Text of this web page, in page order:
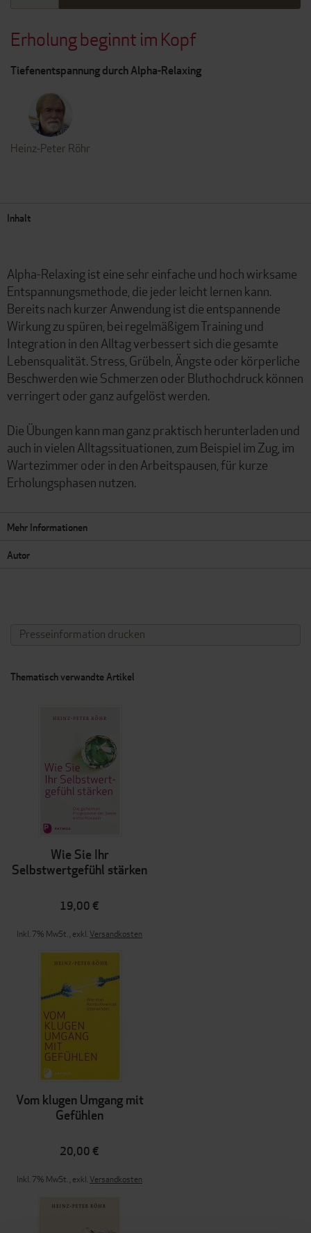
Erholung beginnt im Kopf
Tiefenentspannung durch Alpha-Relaxing
Heinz-Peter Röhr
Inhalt
Alpha-Relaxing ist eine sehr einfache und hoch wirksame
Entspannungsmethode, die jeder leicht lernen kann.
Bereits nach kurzer Anwendung ist die entspannende
Wirkung zu spüren, bei regelmäßigem Training und
Integration in den Alltag verbessert sich die gesamte
Lebensqualität. Stress, Grübeln, Ängste oder körperliche
Beschwerden wie Schmerzen oder Bluthochdruck können
verringert oder ganz aufgelöst werden.
Die Übungen kann man ganz praktisch herunterladen und
auch in vielen Alltagssituationen, zum Beispiel im Zug, im
Wartezimmer oder in den Arbeitspausen, für kurze
Erholungsphasen nutzen.
Mehr Informationen
Autor
Presseinformation drucken
Thematisch verwandte Artikel
Wie Sie Ihr
Selbstwertgefühl stärken
19,00 €
Inkl. 7% MwSt.,exkl.Versandkosten
Vom klugen Umgang mit
Gefühlen
20,00 €
Inkl. 7% MwSt.,exkl.Versandkosten